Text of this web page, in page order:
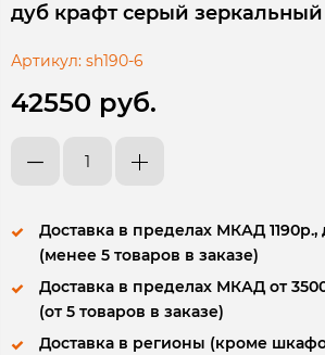
дуб крафт серый зеркальный
Артикул: sh190-6
42550 руб.
Доставка в пределах МКАД
(менее 5 товаров в заказе)
Доставка в пределах МКАД от
(от 5 товаров в заказе)
Доставка в регионы (кроме